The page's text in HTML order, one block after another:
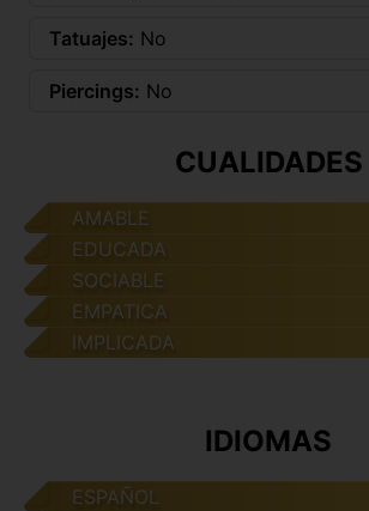
Tatuajes: No
Piercings: No
CUALIDADES
AMABLE
EDUCADA
SOCIABLE
EMPATICA
IMPLICADA
IDIOMAS
ESPAÑOL